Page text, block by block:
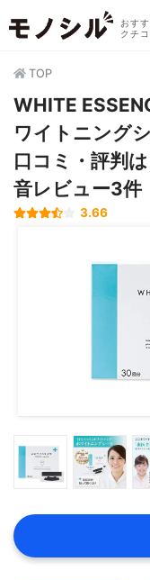
おす
クチ
TOP
WHITE
ワイトニング
口コミ・評判
音レビュー3件
3.66